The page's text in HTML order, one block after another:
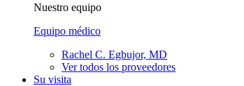
Nuestro equipo
Equipo médico
Rachel C. Egbujor, MD
Ver todos los proveedores
Su visita